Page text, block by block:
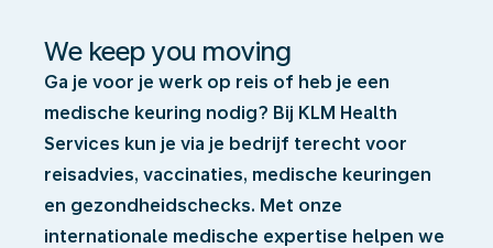
We keep you moving
Ga je voor je werk op reis of heb je een
medische keuring nodig? Bij KLM Health
Services kun je via je bedrijf terecht voor
reisadvies, vaccinaties, medische keuringen
en gezondheidschecks. Met onze
internationale medische expertise helpen we